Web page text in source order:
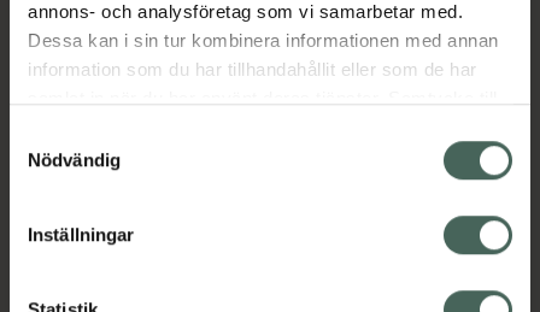
annons- och analysföretag som vi samarbetar med.
Dessa kan i sin tur kombinera informationen med annan
information som du har tillhandahållit eller som de har
återkalla ditt samtycke via webbplatsens
cookieinställningar. Ett återkallat samtycke påverkar inte
lagligheten av behandling som skett innan återkallelsen.
Nödvändig
Inställningar
EAN:
05702150146953